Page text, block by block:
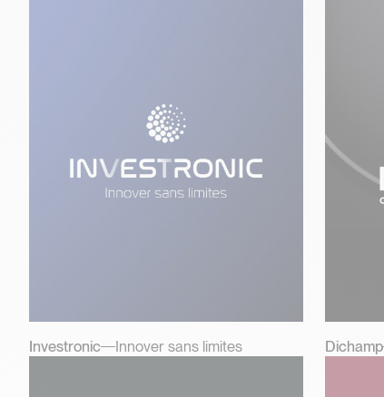
Investronic Innover sans limites Dichamp